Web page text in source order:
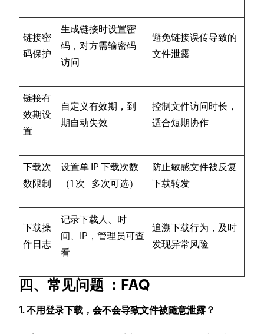
链接密
码保护
生成链接时设置密
码，对方需输密码
访问
避免链接误传导致的
文件泄露
链接有
效期设
置
自定义有效期，到
期自动失效
控制文件访问时长，
适合短期协作
下载次
数限制
设置单 IP 下载次数
（1 次 - 多次可选）
防止敏感文件被反复
下载转发
下载操
作日志
记录下载人、时
间、IP，管理员可查
看
追溯下载行为，及时
发现异常风险
四、常见问题 ：FAQ
1. 不用登录下载，会不会导致文件被随意泄露？